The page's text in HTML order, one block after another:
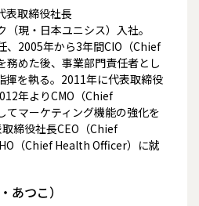
表取締役社長
現・日本ユニシス）入社。
、2005年から3年間CIO（Chief
めた後、事業部門責任者とし
揮を執る。2011年に代表取締役
年よりCMO（Chief
マーケティング機能の強化を
締役社長CEO（Chief
（Chief Health Officer）に就
あつこ）